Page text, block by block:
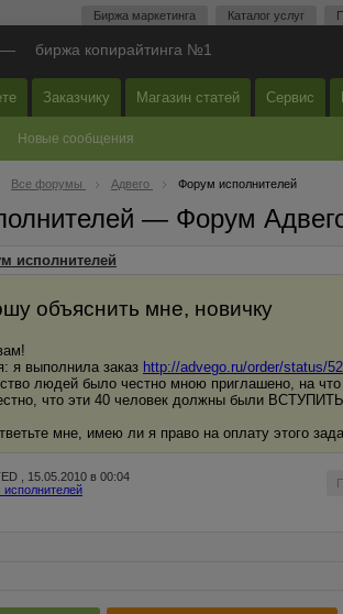
Биржа маркетинга Каталог услуг
— биржа копирайтинга №1
Заказчику Магазин статей Сервис
Новые сообщения
Все форумы Адвего Форум исполнителей
— Форум
исполнителей
объяснить мне, новичку
я выполнила заказ http://advego.ru/order/status/
людей было честно мною приглашено, на
что эти 40 человек должны были
мне, имею ли я право на оплату этого
, 15.05.2010 в 00:04